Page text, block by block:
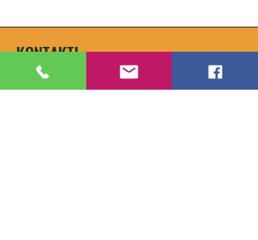
KONTAKTI
Veikals / E-veikals